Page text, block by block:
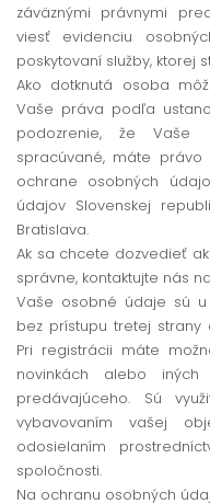
záväznými právnymi
viesť evidenciu
poskytovaní služby, ktorej
Ako dotknutá osoba
Vaše práva podľa
podozrenie, že Vaše
spracúvané, máte
ochrane osobných
údajov Slovenskej
Bratislava.
Ak sa chcete dozvedieť
správne, kontaktujte nás
Vaše osobné údaje sú
bez prístupu tretej strany
Pri registrácii máte
novinkách alebo iných
predávajúceho. Sú
vybavovaním vašej
odosielaním
spoločnosti.
Na ochranu osobných